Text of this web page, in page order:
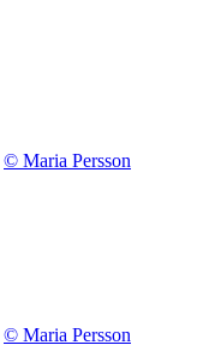
© Maria Persson
© Maria Persson